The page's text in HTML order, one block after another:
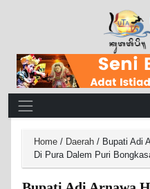
Main Navigation
Home / Daerah / Bupati Adi
Di Pura Dalem Puri